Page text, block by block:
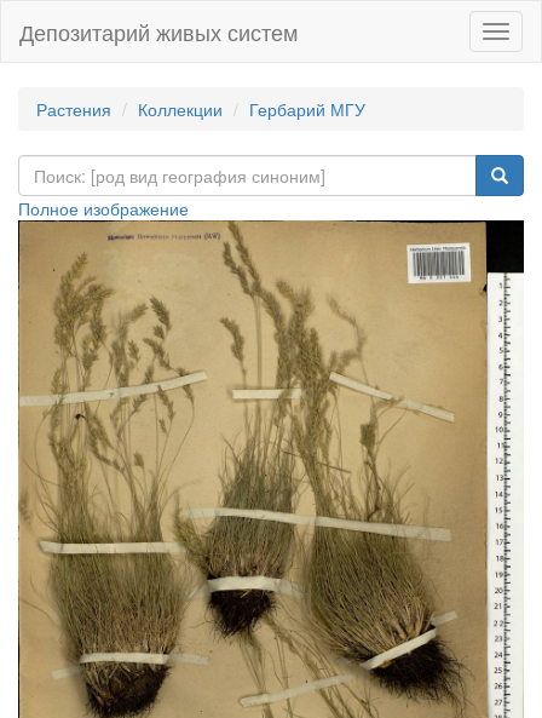
Депозитарий живых систем
Растения Коллекции Гербарий МГУ
Полное изображение